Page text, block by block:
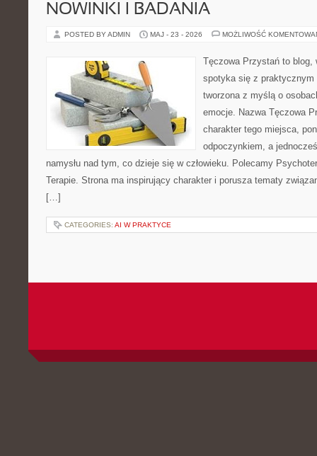
NOWINKI I BADANIA
POSTED BY ADMIN MAJ - 23 - 2026 MOŻLIWOŚĆ
Tęczowa Przystań to
spotyka się z praktycznym
tworzona z myślą o
emocje. Nazwa Tęczowa
charakter tego miejsca,
odpoczynkiem, a
namysłu nad tym, co dzieje się w człowieku. Polecamy
Terapie. Strona ma inspirujący charakter i porusza tematy
[…]
CATEGORIES: AI W PRAKTYCE